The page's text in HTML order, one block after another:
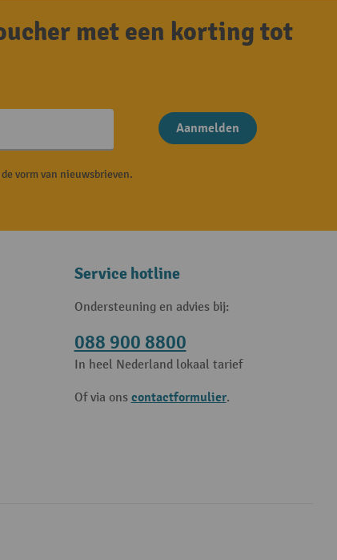
met een korting tot
Aanmelden
vorm van nieuwsbrieven.
Service hotline
Ondersteuning en advies bij:
088 900 8800
In heel Nederland lokaal tarief
Of via ons contactformulier.